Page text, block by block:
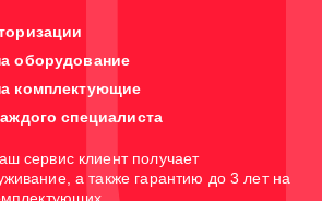
оборудование
комплектующие
специалиста
сервис клиент получает
а также гарантию до 3 лет на